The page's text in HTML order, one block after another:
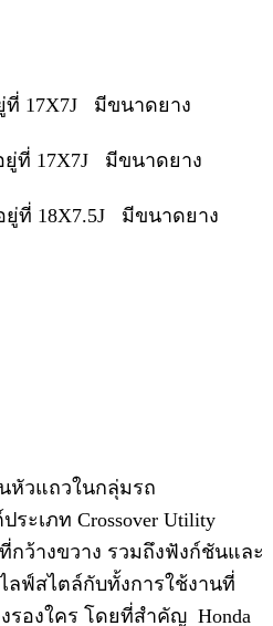
ที่ 17X7J มีขนาดยาง
ยู่ที่ 17X7J มีขนาดยาง
ยู่ที่ 18X7.5J มีขนาดยาง
นหัวแถวในกลุ่มรถ
ะเภท Crossover Utility
กว้างขวาง รวมถึงฟังก์ชันและ
ฟ์สไตล์กับทั้งการใช้งานที่
รองใคร โดยที่สำคัญ Honda